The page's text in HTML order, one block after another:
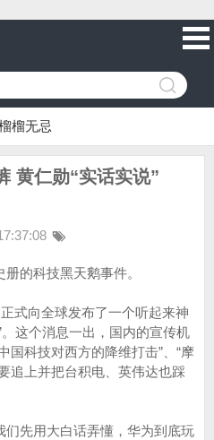
榴无忌
黄仁勋“实话实说”
的科技黑天鹅事件。
式向全球发布了一个听起来神
这个消息一出，国内的宣传机
国科技对西方的降维打击”、“摩
追上并把台积电、英伟达也踩
先用大白话弄懂，华为到底玩